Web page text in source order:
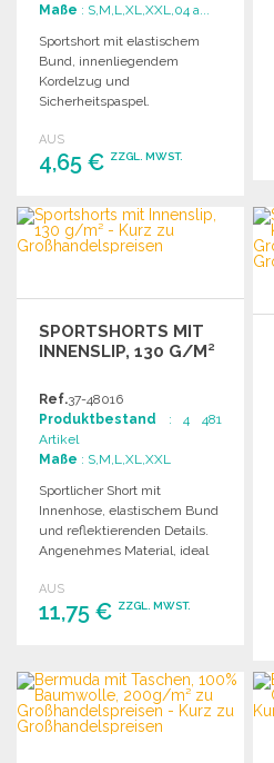
Maße : S,M,L,XL,XXL,04 a...
Sportshort mit elastischem
Bund, innenliegendem
Kordelzug und
Sicherheitspaspel.
zusätzlichen Komfort. 100%
Polyester, 140 g/m².
AUS
4,65 € ZZGL. MWST.
BESTELLEN
Angebot anfordern
SPORTSHORTS MIT
INNENSLIP, 130 G/M²
Ref.37-48016
Produktbestand : 4 481
Artikel
Maße : S,M,L,XL,XXL
Sportlicher Short mit
Innenhose, elastischem Bund
und reflektierenden Details.
Angenehmes Material, ideal
und pflegeleicht.
AUS
11,75 € ZZGL. MWST.
Angebot anfordern